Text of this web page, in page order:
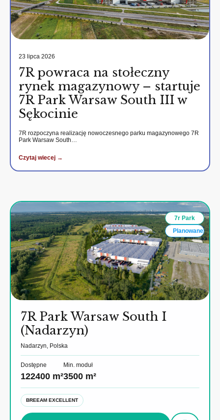
23 lipca 2026
7R powraca na stołeczny
rynek magazynowy – startuje
7R Park Warsaw South III w
Sękocinie
7R rozpoczyna realizację nowoczesnego parku magazynowego 7R
Park Warsaw South…
Czytaj wiecej →
7r Park
Planowane
7R Park Warsaw South I
(Nadarzyn)
Nadarzyn, Polska
Dostępne
122400 m²
Min. moduł
3500 m²
BREEAM EXCELLENT